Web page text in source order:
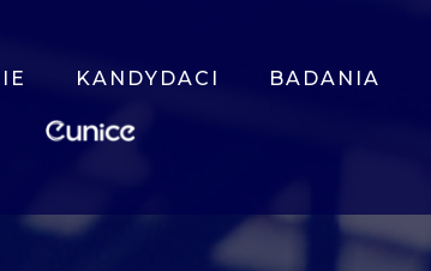
KANDYDACI BADANIA